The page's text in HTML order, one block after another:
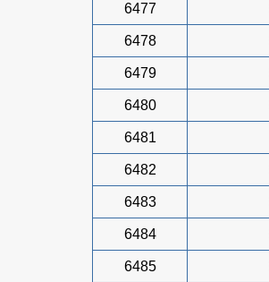
6477
6478
6479
6480
6481
6482
6483
6484
6485